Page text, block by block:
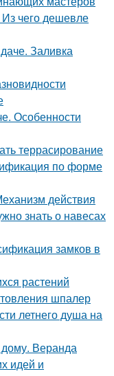
чего дешевле
Заливка
Особенности
террасирование
по форме
действия
знать о навесах
замков в
растений
шпалер
летнего душа на
Веранда
идей и